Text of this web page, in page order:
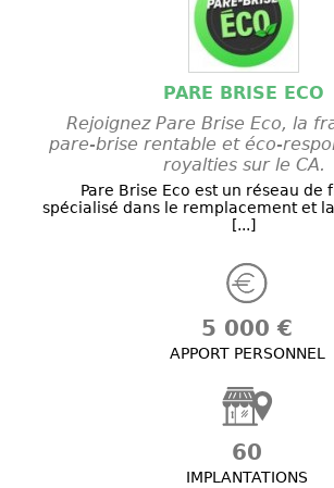
PARE BRISE ECO
Rejoignez Pare Brise Eco, la
pare-brise rentable et éco-
royalties sur le CA.
Pare Brise Eco est un réseau de
spécialisé dans le remplacement et
[...]
5 000 €
APPORT PERSONNEL
60
IMPLANTATIONS